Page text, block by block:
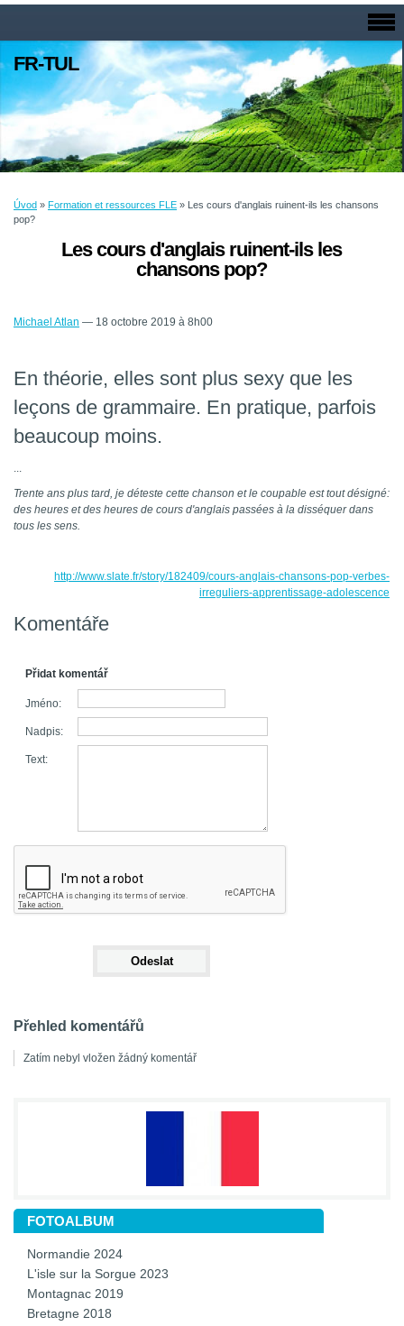
FR-TUL
Úvod » Formation et ressources FLE » Les cours d'anglais ruinent-ils les chansons
pop?
Les cours d'anglais ruinent-ils les
chansons pop?
Michael Atlan — 18 octobre 2019 à 8h00
En théorie, elles sont plus sexy que les
leçons de grammaire. En pratique, parfois
beaucoup moins.
...
Trente ans plus tard, je déteste cette chanson et le coupable est tout désigné:
des heures et des heures de cours d'anglais passées à la disséquer dans
tous les sens.
http://www.slate.fr/story/182409/cours-anglais-chansons-pop-verbes-
irreguliers-apprentissage-adolescence
Komentáře
Přidat komentář
Jméno:
Nadpis:
Text:
Přehled komentářů
Zatím nebyl vložen žádný komentář
FOTOALBUM
Normandie 2024
L'isle sur la Sorgue 2023
Montagnac 2019
Bretagne 2018